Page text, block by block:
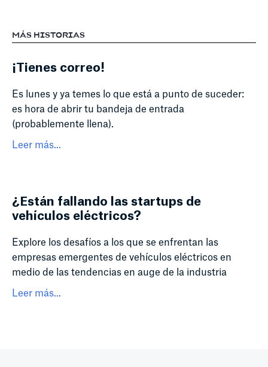
MÁS HISTORIAS
¡Tienes correo!
Es lunes y ya temes lo que está a punto de suceder:
es hora de abrir tu bandeja de entrada
(probablemente llena).
Leer más...
¿Están fallando las startups de
vehículos eléctricos?
Explore los desafíos a los que se enfrentan las
empresas emergentes de vehículos eléctricos en
medio de las tendencias en auge de la industria
Leer más...